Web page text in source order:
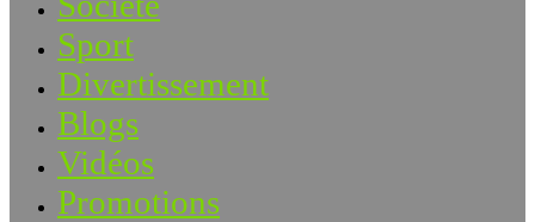
Sport
Divertissement
Blogs
Vidéos
Promotions